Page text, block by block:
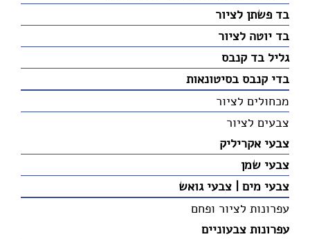
בד פשתן לציור
בד יוטה לציור
גליל בד קנבס
בדי קנבס בסיטונאות
מכחולים לציור
צבעים לציור
צבעי אקריליק
צבעי שמן
צבעי מים | צבעי גואש
עפרונות לציור ופחם
עפרונות צבעוניים